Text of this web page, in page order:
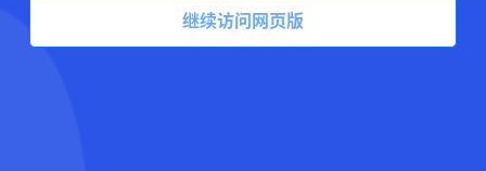
继续访问网页版